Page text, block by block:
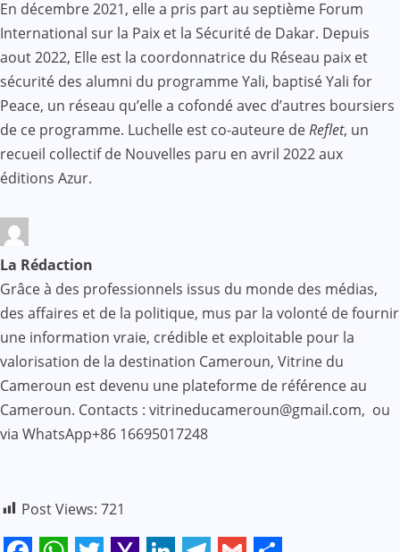
En décembre 2021, elle a pris part au septième Forum
International sur la Paix et la Sécurité de Dakar. Depuis
aout 2022, Elle est la coordonnatrice du Réseau paix et
sécurité des alumni du programme Yali, baptisé Yali for
Peace, un réseau qu’elle a cofondé avec d’autres boursiers
de ce programme. Luchelle est co-auteure deReflet, un
recueil collectif de Nouvelles paru en avril 2022 aux
éditions Azur.
La Rédaction
Grâce à des professionnels issus du monde des médias,
des affaires et de la politique, mus par la volonté de fournir
une information vraie, crédible et exploitable pour la
valorisation de la destination Cameroun, Vitrine du
Cameroun est devenu une plateforme de référence au
Cameroun. Contacts : vitrineducameroun@gmail.com, ou
via WhatsApp+86 16695017248
Post Views: 721